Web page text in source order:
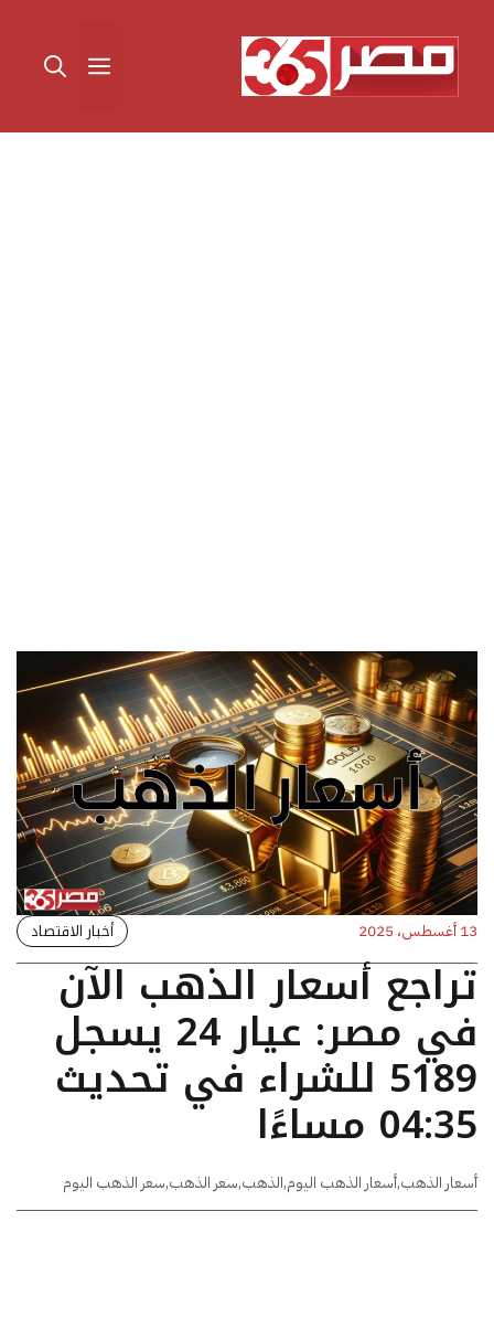
المحتوى القائمة
13 أغسطس، 2025 أخبار الاقتصاد
تراجع أسعار الذهب الآن
في مصر: عيار 24 يسجل
5189 للشراء في تحديث
04:35 مساءًا
أسعار الذهب,أسعار الذهب اليوم,الذهب,سعر الذهب,سعر الذهب اليوم